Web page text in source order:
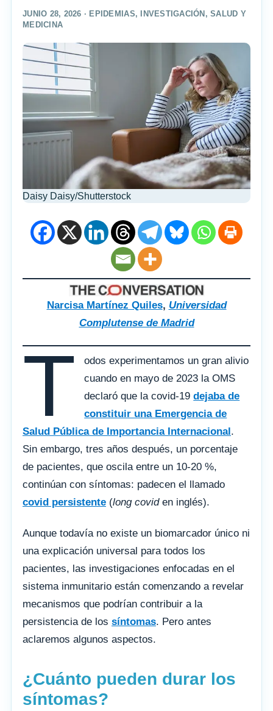
JUNIO 28, 2026 · EPIDEMIAS, INVESTIGACIÓN ,SALUD Y
MEDICINA
Daisy Daisy/Shutterstock
Narcisa Martínez Quiles, Universidad
Complutense de Madrid
T
odos experimentamos un gran alivio
cuando en mayo de 2023 la OMS
declaró que la covid-19dejaba de
constituir una Emergencia de
Salud Pública de Importancia Internacional.
Sin embargo, tres años después, un porcentaje
de pacientes, que oscila entre un 10-20 %,
continúan con síntomas: padecen el llamado
covid persistente (long coviden inglés).
Aunque todavía no existe un biomarcador único ni
una explicación universal para todos los
pacientes, las investigaciones enfocadas en el
sistema inmunitario están comenzando a revelar
mecanismos que podrían contribuir a la
persistencia de los síntomas. Pero antes
aclaremos algunos aspectos.
¿Cuánto pueden durar los
síntomas?